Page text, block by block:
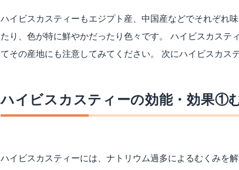
ハイビスカスティーもエジプト産、中国産などでそれぞれ
たり、色が特に鮮やかだったり色々です。 ハイビスカステ
てその産地にも注意してみてください。 次にハイビスカス
ハイビスカスティーの効能・効果①
ハイビスカスティーには、ナトリウム過多によるむくみを